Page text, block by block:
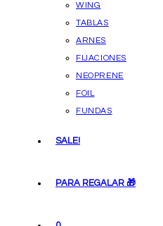
WING
TABLAS
ARNES
FIJACIONES
NEOPRENE
FOIL
FUNDAS
SALE!
PARA REGALAR 🎁